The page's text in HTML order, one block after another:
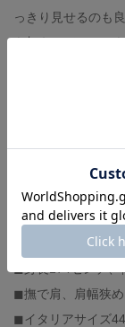
っきり見せるのも
を加えてバランス
是非お試しくださ
outer : NEEDLES
pants : NEEDLES
shoes : NIKE（着
-スタッフ体型-
◼︎撫で肩、肩幅狭め
◼︎イタリアサイズ